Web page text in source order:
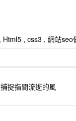
, css3 , 網站seo
捉指間流逝的風